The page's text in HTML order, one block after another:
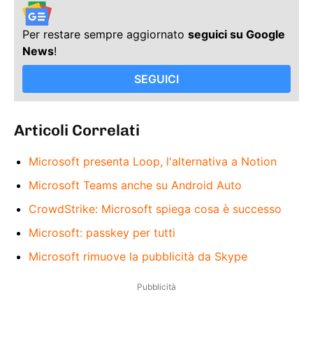
Per restare sempre aggiornato seguici su Google
News!
SEGUICI
Articoli Correlati
Microsoft presenta Loop, l'alternativa a Notion
Microsoft Teams anche su Android Auto
CrowdStrike: Microsoft spiega cosa è successo
Microsoft: passkey per tutti
Microsoft rimuove la pubblicità da Skype
Pubblicità